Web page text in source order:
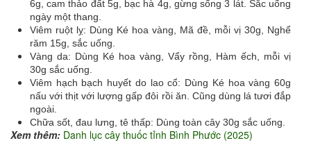
6g, cam thảo đất 5g, bạc hà 4g, gừng sống 3 lát. Sắc uống
ngày một thang.
Viêm ruột lỵ: Dùng Ké hoa vàng, Mã đề, mỗi vị 30g, Nghể
răm 15g, sắc uống.
Vàng da: Dùng Ké hoa vàng, Vẩy rồng, Hàm ếch, mỗi vị
30g sắc uống.
Viêm hạch bạch huyết do lao cổ: Dùng Ké hoa vàng 60g
nấu với thịt với lượng gấp đôi rồi ăn. Cũng dùng lá tươi đắp
ngoài.
Chữa sốt, đau lưng, tê thấp: Dùng toàn cây 30g sắc uống.
Xem thêm: Danh lục cây thuốc tỉnh Bình Phước (2025)